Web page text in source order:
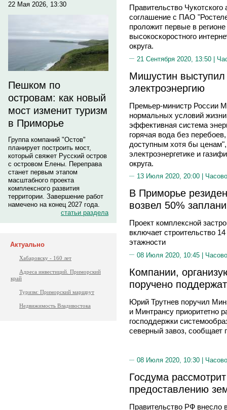
22 Мая 2026, 13:30
Пешком по
островам: как новый
мост изменит туризм
в Приморье
Группа компаний "Остов"
планирует построить мост,
который свяжет Русский остров
с островом Елены. Переправа
станет первым этапом
масштабного проекта
комплексного развития
территории. Завершение работ
намечено на конец 2027 года.
статьи раздела
Актуально
Хабаровску - 160 лет
Адреса инвестиций. Приморский
край
Туризм: Приморский маршрут
Недвижимость Владивостока
Правительство Чукотского
соглашение с ПАО
проложит первые в
высокоскоростного
округа.
21 Сентября 2020, 13:50 |
Мишустин выступил
электроэнергию
Премьер-министр России
нормальных условий
эффективная система
горячая вода без
доступным хотя бы
электроэнергетике и
округа.
13 Июля 2020, 20:00 |
В Приморье
возвел 50%
Проект комплексной
включает строительство
этажности
08 Июля 2020, 10:45 |
Компании,
поручено
Юрий Трутнев поручил
и Минтрансу приоритетно
господдержки
северный завоз, сообщает
08 Июля 2020, 10:30 |
Госдума
предоставлению
Правительство РФ внесло